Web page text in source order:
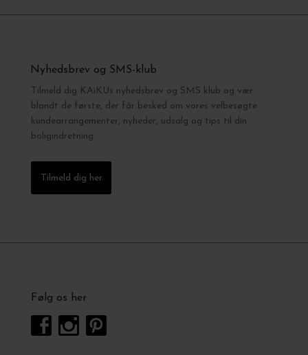
Nyhedsbrev og SMS-klub
Tilmeld dig KAiKUs nyhedsbrev og SMS klub og vær
blandt de første, der får besked om vores velbesøgte
kundearrangementer, nyheder, udsalg og tips til din
boligindretning.
Tilmeld dig her
Følg os her